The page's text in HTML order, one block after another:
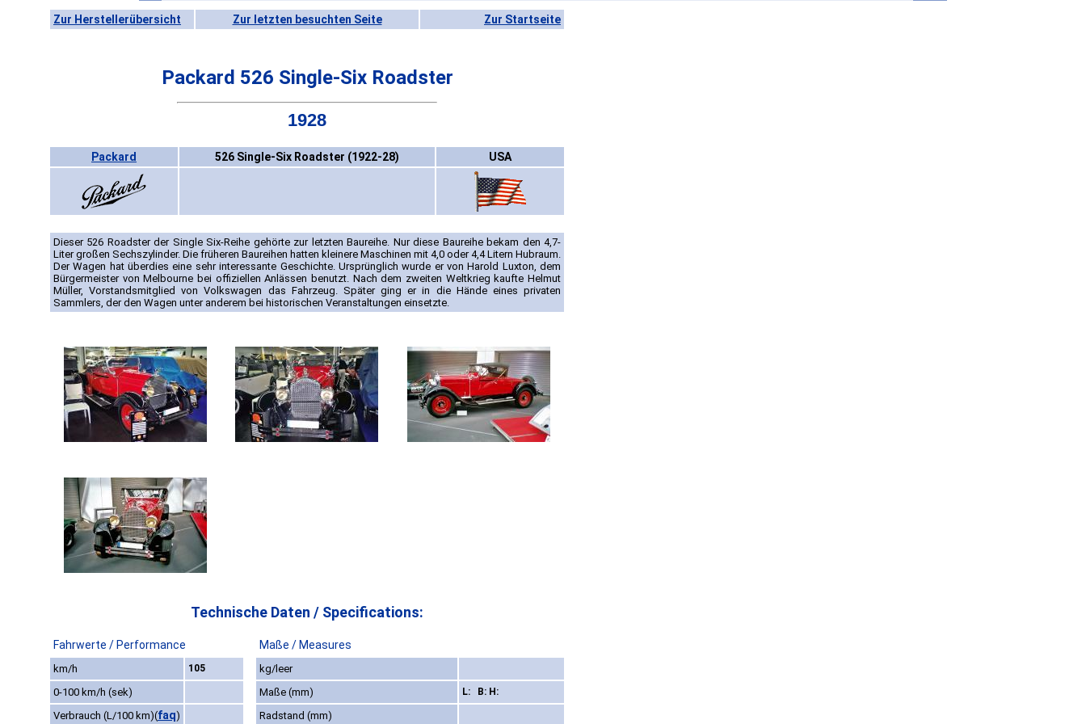
Zur Herstellerübersicht Zur letzten besuchten Seite Zur Startseite
Packard 526 Single-Six Roadster
1928
Packard 526 Single-Six Roadster (1922-28) USA
Dieser 526 Roadster der Single Six-Reihe gehörte zur letzten Baureihe. Nur diese Baureihe bekam den 4,7-
Liter großen Sechszylinder. Die früheren Baureihen hatten kleinere Maschinen mit 4,0 oder 4,4 Litern Hubraum.
Der Wagen hat überdies eine sehr interessante Geschichte. Ursprünglich wurde er von Harold Luxton, dem
Bürgermeister von Melbourne bei offiziellen Anlässen benutzt. Nach dem zweiten Weltkrieg kaufte Helmut
Müller, Vorstandsmitglied von Volkswagen das Fahrzeug. Später ging er in die Hände eines privaten
Sammlers, der den Wagen unter anderem bei historischen Veranstaltungen einsetzte.
Technische Daten / Specifications:
Fahrwerte / Performance Maße / Measures
km/h 105
kg/leer
0-100 km/h (sek)
Maße (mm) L: B: H:
Verbrauch (L/100 km)(faq) Radstand (mm)